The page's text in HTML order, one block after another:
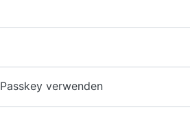
Passkey verwenden